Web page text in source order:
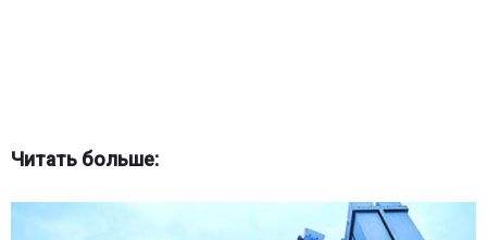
Читать больше: